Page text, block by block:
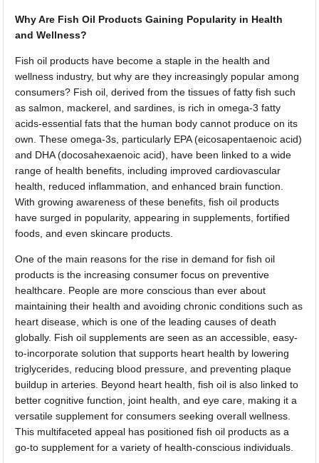
Why Are Fish Oil Products Gaining Popularity in Health
and Wellness?
Fish oil products have become a staple in the health and
wellness industry, but why are they increasingly popular among
consumers? Fish oil, derived from the tissues of fatty fish such
as salmon, mackerel, and sardines, is rich in omega-3 fatty
acids-essential fats that the human body cannot produce on its
own. These omega-3s, particularly EPA (eicosapentaenoic acid)
and DHA (docosahexaenoic acid), have been linked to a wide
range of health benefits, including improved cardiovascular
health, reduced inflammation, and enhanced brain function.
With growing awareness of these benefits, fish oil products
have surged in popularity, appearing in supplements, fortified
foods, and even skincare products.
One of the main reasons for the rise in demand for fish oil
products is the increasing consumer focus on preventive
healthcare. People are more conscious than ever about
maintaining their health and avoiding chronic conditions such as
heart disease, which is one of the leading causes of death
globally. Fish oil supplements are seen as an accessible, easy-
to-incorporate solution that supports heart health by lowering
triglycerides, reducing blood pressure, and preventing plaque
buildup in arteries. Beyond heart health, fish oil is also linked to
better cognitive function, joint health, and eye care, making it a
versatile supplement for consumers seeking overall wellness.
This multifaceted appeal has positioned fish oil products as a
go-to supplement for a variety of health-conscious individuals.